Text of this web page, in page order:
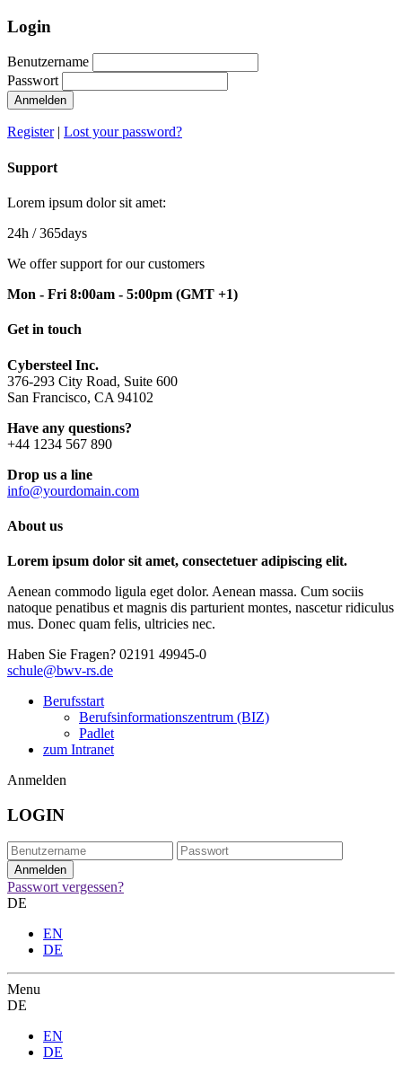
Login
Benutzername
Passwort
Anmelden
Register| Lost your password?
Support
Lorem ipsum dolor sit amet:
24h / 365days
We offer support for our customers
Mon - Fri 8:00am - 5:00pm (GMT +1)
Get in touch
Cybersteel Inc.
376-293 City Road, Suite 600
San Francisco, CA 94102
Have any questions?
+44 1234 567 890
Drop us a line
info@yourdomain.com
About us
Lorem ipsum dolor sit amet, consectetuer adipiscing elit.
Aenean commodo ligula eget dolor. Aenean massa. Cum sociis
natoque penatibus et magnis dis parturient montes, nascetur ridiculus
mus. Donec quam felis, ultricies nec.
Haben Sie Fragen? 02191 49945-0
schule@bwv-rs.de
Berufsstart
Berufsinformationszentrum (BIZ)
Padlet
zum Intranet
Anmelden
LOGIN
Passwort vergessen?
DE
EN
DE
Menu
DE
EN
DE